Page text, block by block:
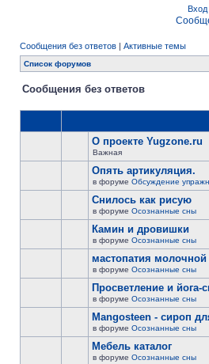
Вход
Сообщения без ответов | Активные темы
Список форумов
Сообщения без ответов
О проекте Yugzone.ru
Важная
Опять артикуляция.
в форуме Обсуждение
Снилось как рисую
в форуме Осознанные сны
Камин и дровишки
в форуме Осознанные сны
мастопатия
в форуме Осознанные сны
Просветление и йога-
в форуме Осознанные сны
Mangosteen - сироп
в форуме Осознанные сны
Мебель каталог
в форуме Осознанные сны